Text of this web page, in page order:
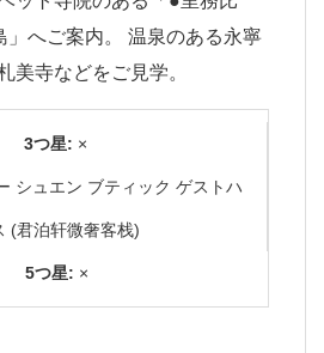
」へご案内。 温泉のある永寧
美寺などをご見学。
3つ星: ×
シュエン ブティック ゲストハ
(君泊轩微奢客栈)
5つ星: ×